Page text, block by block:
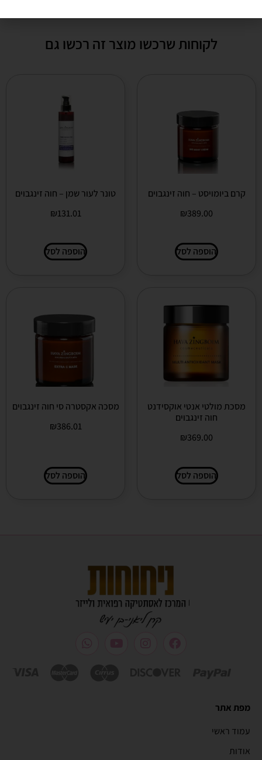
לקוחות שרכשו מוצר זה רכשו גם
קרם ביומויסט – חוה זינגבוים
₪389.00
הוספה לסל
טונר לעור שמן – חוה זינגבוים
₪131.01
הוספה לסל
מסכת מולטי אנטי אוקסידנט
חוה זינגבוים
₪369.00
הוספה לסל
מסכה אקסטרה סי חוה זינגבוים
₪386.01
הוספה לסל
מפת אתר
עמוד ראשי
אודות